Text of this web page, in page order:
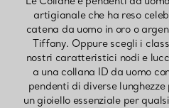
artigianale che ha reso
catena da uomo in oro o
Tiffany. Oppure scegli i
nostri caratteristici nodi e
a una collana ID da uomo
pendenti di diverse
un gioiello essenziale per